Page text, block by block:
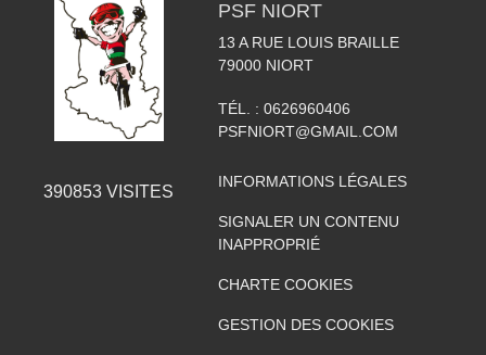
390853 VISITES
PSF NIORT
13 A RUE LOUIS BRAILLE
79000 NIORT
TÉL. : 0626960406
PSFNIORT@GMAIL.COM
INFORMATIONS LÉGALES
SIGNALER UN CONTENU
INAPPROPRIÉ
CHARTE COOKIES
GESTION DES COOKIES